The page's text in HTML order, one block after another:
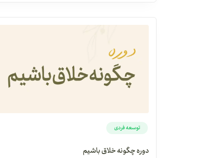
توسعه فردی
دوره چگونه خلاق باشیم